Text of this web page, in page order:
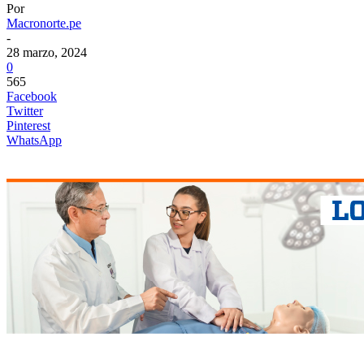
Por
Macronorte.pe
-
28 marzo, 2024
0
565
Facebook
Twitter
Pinterest
WhatsApp